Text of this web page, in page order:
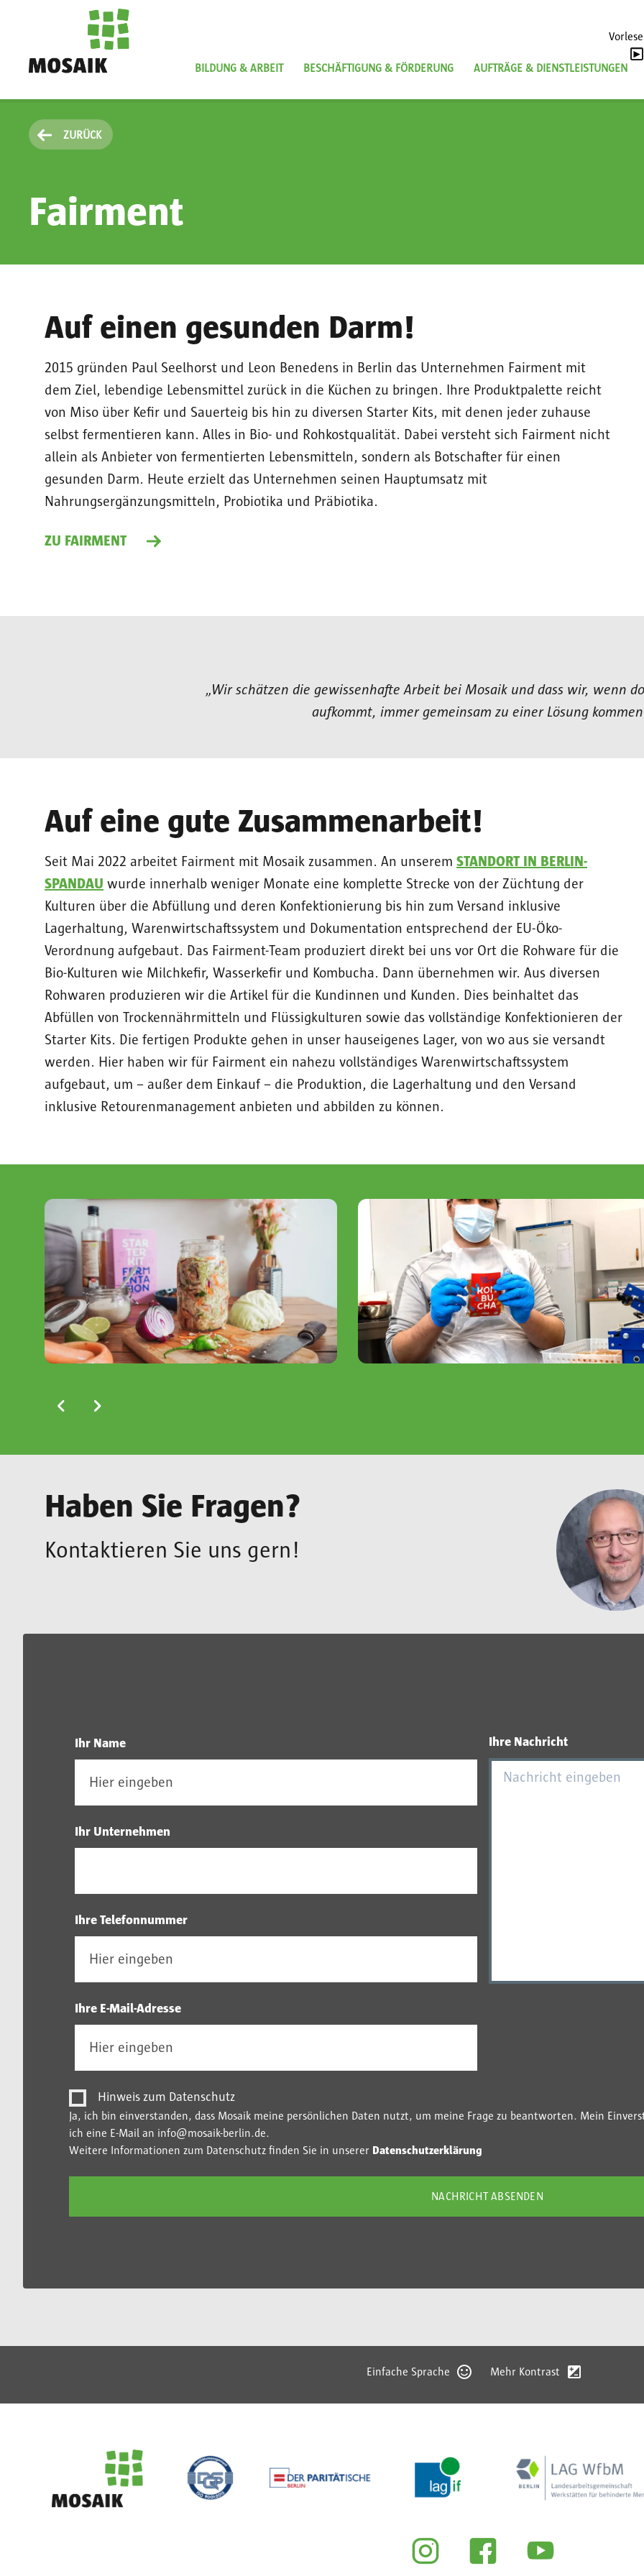
BILDUNG & ARBEIT BESCHÄFTIGUNG & FÖRDERUNG AUFTRÄGE & DIENSTLEISTUNGEN
ZURÜCK
Fairment
Auf einen gesunden Darm!
2015 gründen Paul Seelhorst und Leon Benedens in Berlin das Unternehmen Fairment mit
dem Ziel, lebendige Lebensmittel zurück in die Küchen zu bringen. Ihre Produktpalette reicht
von Miso über Kefir und Sauerteig bis hin zu diversen Starter Kits, mit denen jeder zuhause
selbst fermentieren kann. Alles in Bio- und Rohkostqualität. Dabei versteht sich Fairment nicht
allein als Anbieter von fermentierten Lebensmitteln, sondern als Botschafter für einen
gesunden Darm. Heute erzielt das Unternehmen seinen Hauptumsatz mit
Nahrungsergänzungsmitteln, Probiotika und Präbiotika.
ZU FAIRMENT
„Wir schätzen die gewissenhafte Arbeit bei Mosaik und dass wir, wenn
aufkommt, immer gemeinsam zu einer Lösung
Auf eine gute Zusammenarbeit!
Seit Mai 2022 arbeitet Fairment mit Mosaik zusammen. An unserem STANDORT IN BERLIN-
SPANDAU wurde innerhalb weniger Monate eine komplette Strecke von der Züchtung der
Kulturen über die Abfüllung und deren Konfektionierung bis hin zum Versand inklusive
Lagerhaltung, Warenwirtschaftssystem und Dokumentation entsprechend der EU-Öko-
Verordnung aufgebaut. Das Fairment-Team produziert direkt bei uns vor Ort die Rohware für die
Bio-Kulturen wie Milchkefir, Wasserkefir und Kombucha. Dann übernehmen wir. Aus diversen
Rohwaren produzieren wir die Artikel für die Kundinnen und Kunden. Dies beinhaltet das
Abfüllen von Trockennährmitteln und Flüssigkulturen sowie das vollständige Konfektionieren der
Starter Kits. Die fertigen Produkte gehen in unser hauseigenes Lager, von wo aus sie versandt
werden. Hier haben wir für Fairment ein nahezu vollständiges Warenwirtschaftssystem
aufgebaut, um – außer dem Einkauf – die Produktion, die Lagerhaltung und den Versand
inklusive Retourenmanagement anbieten und abbilden zu können.
Image Image
Haben Sie Fragen?
Kontaktieren Sie uns gern!
Ihr Name
Ihr Unternehmen
Ihre Telefonnummer
Ihre E-Mail-Adresse
Ihre Nachricht
Hinweis zum Datenschutz
Ja, ich bin einverstanden, dass Mosaik meine persönlichen Daten nutzt, um meine Frage zu beantworten. Mein
ich eine E-Mail an info@mosaik-berlin.de.
Weitere Informationen zum Datenschutz finden Sie in unserer Datenschutzerklärung
Einfache Sprache Mehr Kontrast